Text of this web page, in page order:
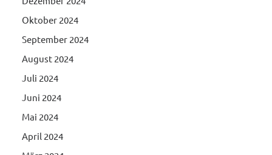
Oktober 2024
September 2024
August 2024
Juli 2024
Juni 2024
Mai 2024
April 2024